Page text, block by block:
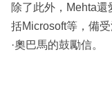
除了此外，Mehta
括Microsoft等，備
·奧巴馬的鼓勵信。